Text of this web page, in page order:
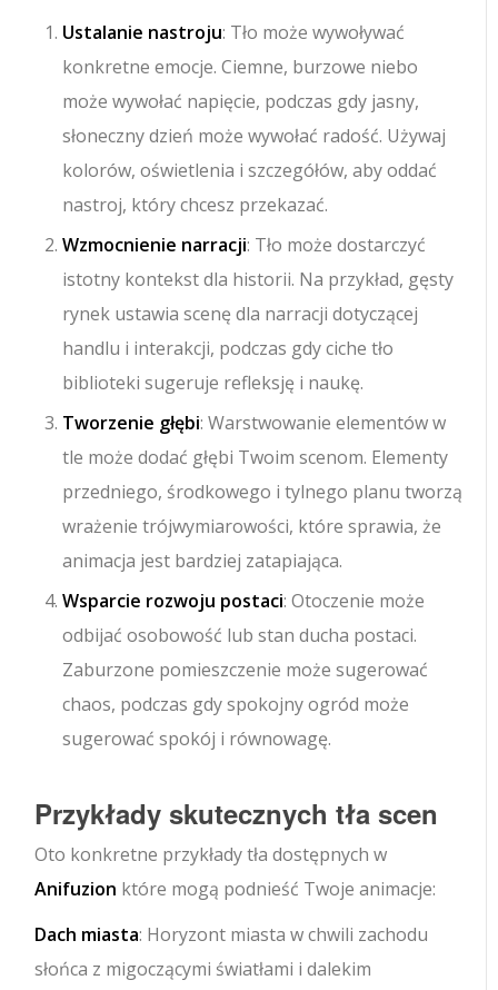
Ustalanie nastroju: Tło może wywoływać
konkretne emocje. Ciemne, burzowe niebo
może wywołać napięcie, podczas gdy jasny,
słoneczny dzień może wywołać radość. Używaj
kolorów, oświetlenia i szczegółów, aby oddać
nastroj, który chcesz przekazać.
Wzmocnienie narracji: Tło może dostarczyć
istotny kontekst dla historii. Na przykład, gęsty
rynek ustawia scenę dla narracji dotyczącej
handlu i interakcji, podczas gdy ciche tło
biblioteki sugeruje refleksję i naukę.
Tworzenie głębi: Warstwowanie elementów w
tle może dodać głębi Twoim scenom. Elementy
przedniego, środkowego i tylnego planu tworzą
wrażenie trójwymiarowości, które sprawia, że
animacja jest bardziej zatapiająca.
Wsparcie rozwoju postaci: Otoczenie może
odbijać osobowość lub stan ducha postaci.
Zaburzone pomieszczenie może sugerować
chaos, podczas gdy spokojny ogród może
sugerować spokój i równowagę.
Przykłady skutecznych tła scen
Oto konkretne przykłady tła dostępnych w
Anifuzion które mogą podnieść Twoje animacje:
Dach miasta: Horyzont miasta w chwili zachodu
słońca z migoczącymi światłami i dalekim